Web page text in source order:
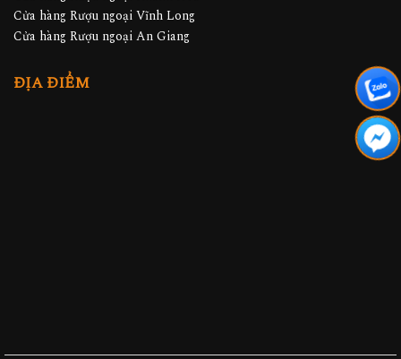
Cửa hàng Rượu ngoại Vĩnh Long
Cửa hàng Rượu ngoại An Giang
ĐỊA ĐIỂM